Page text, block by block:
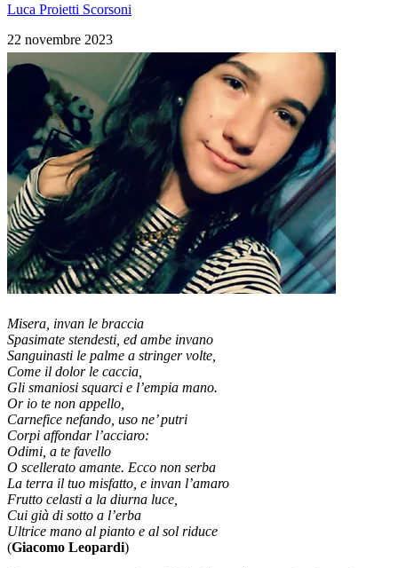
Luca Proietti Scorsoni
22 novembre 2023
Misera, invan le braccia
Spasimate stendesti, ed ambe invano
Sanguinasti le palme a stringer volte,
Come il dolor le caccia,
Gli smaniosi squarci e l’empia mano.
Or io te non appello,
Carnefice nefando, uso ne’ putri
Corpi affondar l’acciaro:
Odimi, a te favello
O scellerato amante. Ecco non serba
La terra il tuo misfatto, e invan l’amaro
Frutto celasti a la diurna luce,
Cui già di sotto a l’erba
Ultrice mano al pianto e al sol riduce
(Giacomo Leopardi)